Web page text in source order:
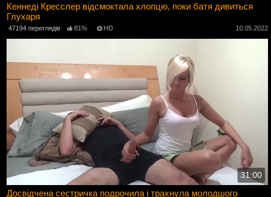
Кеннеді Кресслер відсмоктала хлопцю, поки батя дивиться
Глухаря
47194 переглядів 81% HD 10.05.2022
31:00
Досвідчена сестричка подрочила і трахнула молодшого